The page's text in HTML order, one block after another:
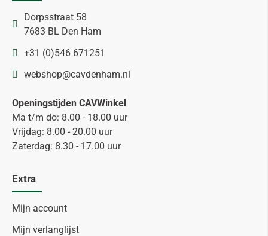
Dorpsstraat 58
7683 BL Den Ham
+31 (0)546 671251
webshop@cavdenham.nl
Openingstijden CAVWinkel
Ma t/m do: 8.00 - 18.00 uur
Vrijdag: 8.00 - 20.00 uur
Zaterdag: 8.30 - 17.00 uur
Extra
Mijn account
Mijn verlanglijst